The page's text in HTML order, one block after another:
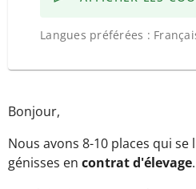
Langues préférées :
Bonjour,
Nous avons 8-10 places qui
génisses en contrat d'élevage.